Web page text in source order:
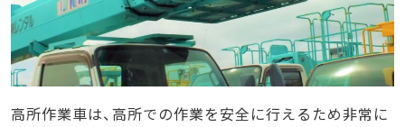
高所作業車は、高所での作業を安全に行えるため非常に